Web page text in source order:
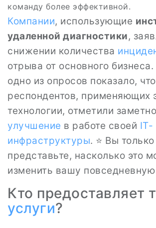
команду более эффективной.
Компании, использующие
удаленной диагностики,
снижении количества
отрыва от основного
одно из опросов показало,
респондентов, применяющих
технологии, отметили
улучшение в работе своей IT-
инфраструктуры. ⭐ Вы только
представьте, насколько это
изменить вашу
Кто предоставляет
услуги?